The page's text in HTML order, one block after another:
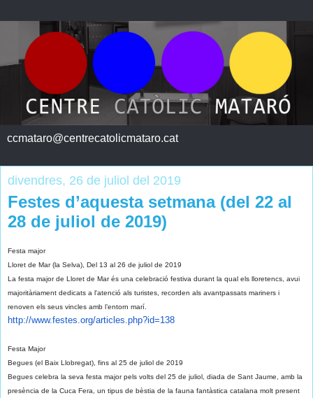
ccmataro@centrecatolicmataro.cat
divendres, 26 de juliol del 2019
Festes d’aquesta setmana (del 22 al
28 de juliol de 2019)
Festa major
Lloret de Mar (la Selva), Del 13 al 26 de juliol de 2019
La festa major de Lloret de Mar és una celebració festiva durant la qual els lloretencs, avui
majoritàriament dedicats a l'atenció als turistes, recorden als avantpassats mariners i
renoven els seus vincles amb l’entorn marí.
http://www.festes.org/articles.php?id=138
Festa Major
Begues (el Baix Llobregat), fins al 25 de juliol de 2019
Begues celebra la seva festa major pels volts del 25 de juliol, diada de Sant Jaume, amb la
presència de la Cuca Fera, un tipus de bèstia de la fauna fantàstica catalana molt present